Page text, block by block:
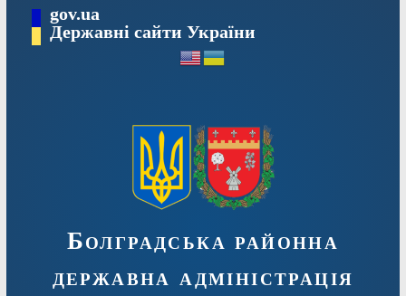
Перейтиgov.ua
Державні сайти України
Болградська районна
державна адміністрація